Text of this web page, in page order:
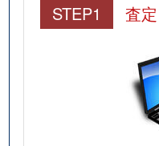
STEP1 査